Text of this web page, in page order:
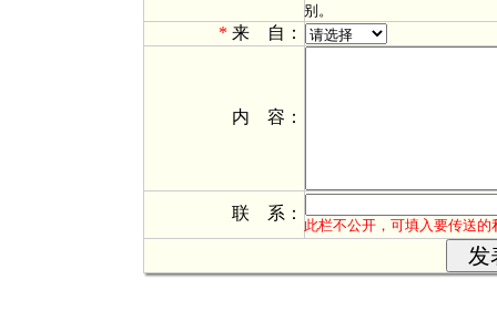
别。
* 来 自：
内 容：
联 系：
此栏不公开，可填入要传送